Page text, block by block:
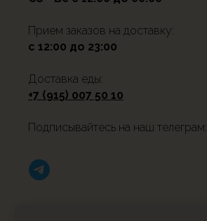
Прием заказов на доставку:
с 12:00 до 23:00
Доставка еды:
+7 (915) 007 50 10
Подписывайтесь на наш телеграм: